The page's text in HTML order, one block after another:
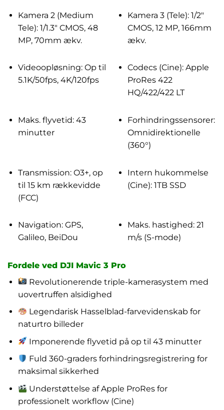
Kamera 2 (Medium
Tele): 1/1.3″ CMOS, 48
MP, 70mm ækv.
Kamera 3 (Tele): 1/2″
CMOS, 12 MP, 166mm
ækv.
Videoopløsning: Op til
5.1K/50fps, 4K/120fps
Codecs (Cine): Apple
ProRes 422
HQ/422/422 LT
Maks. flyvetid: 43
minutter
Forhindringssensorer:
Omnidirektionelle
(360°)
Transmission: O3+, op
til 15 km rækkevidde
(FCC)
Intern hukommelse
(Cine): 1TB SSD
Navigation: GPS,
Galileo, BeiDou
Maks. hastighed: 21
m/s (S-mode)
Fordele ved DJI Mavic 3 Pro
Revolutionerende triple-kamerasystem med
uovertruffen alsidighed
Legendarisk Hasselblad-farvevidenskab for
naturtro billeder
Imponerende flyvetid på op til 43 minutter
Fuld 360-graders forhindringsregistrering for
maksimal sikkerhed
Understøttelse af Apple ProRes for
professionelt workflow (Cine)